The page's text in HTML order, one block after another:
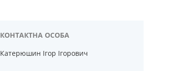
Катерюшин Ігор Ігорович